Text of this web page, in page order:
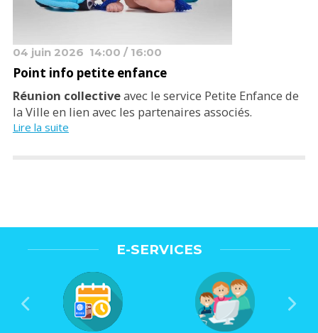
04 juin 2026 14:00 / 16:00
Point info petite enfance
Réunion collectiveavec le service Petite Enfance de
la Ville en lien avec les partenaires associés.
Lire la suite
E-SERVICES